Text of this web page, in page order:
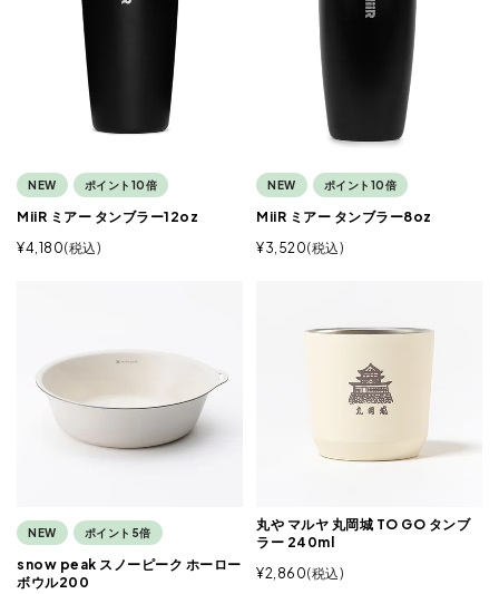
NEW ポイント10倍
MiiR ミアー タンブラー12oz
¥4,180 税込
NEW ポイント10倍
MiiR ミアー タンブラー8oz
¥3,520 税込
NEW ポイント5倍
snow peak スノーピーク ホーロー
ボウル200
丸や マルヤ 丸岡城 TO GO タンブ
ラー 240ml
¥2,860 税込